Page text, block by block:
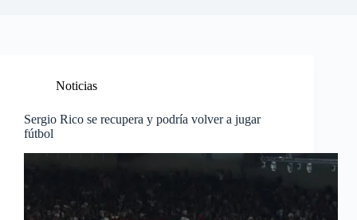
Noticias
Sergio Rico se recupera y podría volver a jugar
fútbol